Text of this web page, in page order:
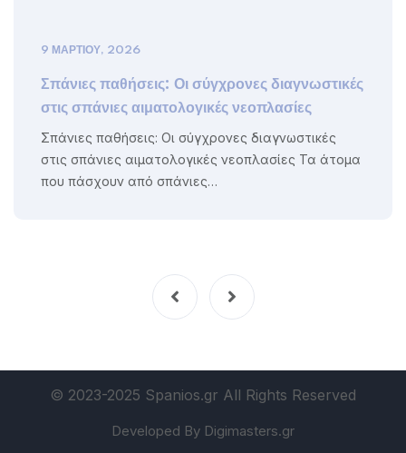
9 ΜΑΡΤΊΟΥ, 2026
Σπάνιες παθήσεις: Οι σύγχρονες διαγνωστικές
στις σπάνιες αιματολογικές νεοπλασίες
Σπάνιες παθήσεις: Οι σύγχρονες διαγνωστικές
στις σπάνιες αιματολογικές νεοπλασίες Τα άτομα
που πάσχουν από σπάνιες…
© 2023-2025 Spanios.gr All Rights Reserved
Developed By Digimasters.gr